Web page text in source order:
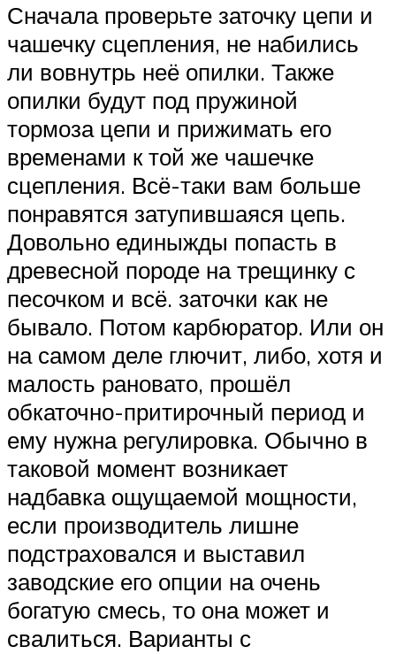
Сначала проверьте заточку цепи и
чашечку сцепления, не набились
ли вовнутрь неё опилки. Также
опилки будут под пружиной
тормоза цепи и прижимать его
временами к той же чашечке
сцепления. Всё-таки вам больше
понравятся затупившаяся цепь.
Довольно единыжды попасть в
древесной породе на трещинку с
песочком и всё. заточки как не
бывало. Потом карбюратор. Или он
на самом деле глючит, либо, хотя и
малость рановато, прошёл
обкаточно-притирочный период и
ему нужна регулировка. Обычно в
таковой момент возникает
надбавка ощущаемой мощности,
если производитель лишне
подстраховался и выставил
заводские его опции на очень
богатую смесь, то она может и
свалиться. Варианты с